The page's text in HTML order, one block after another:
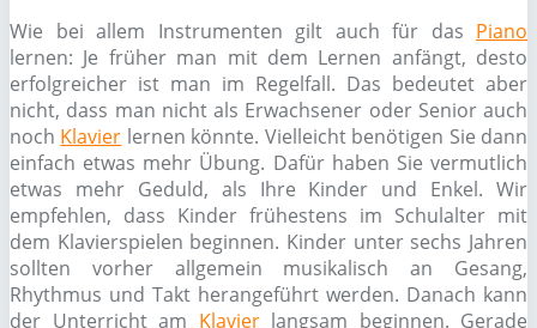
Wie bei allem Instrumenten gilt auch für das Piano
lernen: Je früher man mit dem Lernen anfängt, desto
erfolgreicher ist man im Regelfall. Das bedeutet aber
nicht, dass man nicht als Erwachsener oder Senior auch
noch Klavier lernen könnte. Vielleicht benötigen Sie dann
einfach etwas mehr Übung. Dafür haben Sie vermutlich
etwas mehr Geduld, als Ihre Kinder und Enkel. Wir
empfehlen, dass Kinder frühestens im Schulalter mit
dem Klavierspielen beginnen. Kinder unter sechs Jahren
sollten vorher allgemein musikalisch an Gesang,
Rhythmus und Takt herangeführt werden. Danach kann
der Unterricht am Klavierlangsam beginnen. Gerade